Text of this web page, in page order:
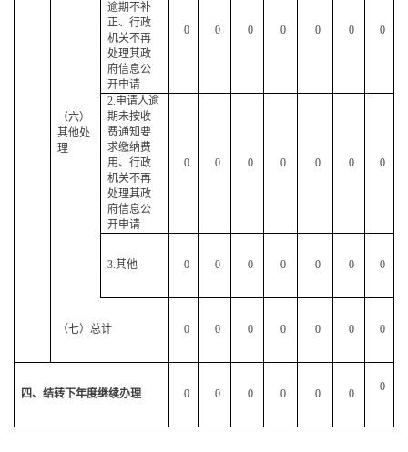
（六）
其他处
理
逾期不补
正、行政
机关不再
处理其政
府信息公
开申请
0 0 0 0 0 0 0
2.申请人逾
期未按收
费通知要
求缴纳费
用、行政
机关不再
处理其政
府信息公
开申请
0 0 0 0 0 0 0
3.其他 0 0 0 0 0 0 0
（七）总计 0 0 0 0 0 0 0
四、结转下年度继续办理 0 0 0 0 0 0
0